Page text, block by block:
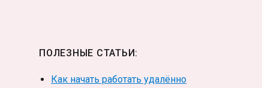
ПОЛЕЗНЫЕ СТАТЬИ:
Как начать работать удалённо